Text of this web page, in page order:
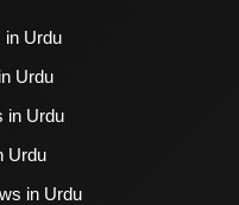
in Urdu
Urdu
in Urdu
Urdu
in Urdu